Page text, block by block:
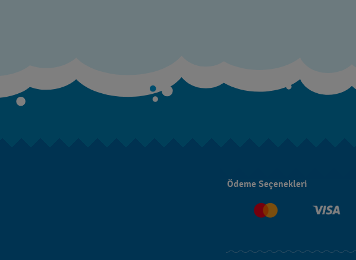
Ödeme Seçenekleri